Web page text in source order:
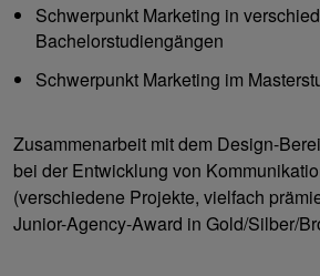
Schwerpunkt Marketing in
Bachelorstudiengängen
Schwerpunkt Marketing im
Zusammenarbeit mit dem Design-
bei der Entwicklung von
(verschiedene Projekte, vielfach
Junior-Agency-Award in Gold/Silber/